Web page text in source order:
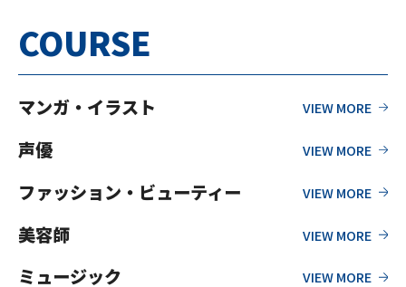
COURSE
マンガ・イラスト
声優
ファッション・ビューティー
美容師
ミュージック